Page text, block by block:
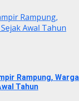
Rampung,
Awal Tahun
Rampung, Warga
Tahun